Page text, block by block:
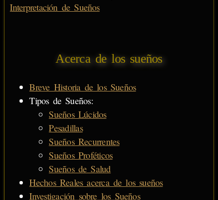
Interpretación de Sueños
Acerca de los sueños
Breve Historia de los Sueños
Tipos de Sueños:
Sueños Lúcidos
Pesadillas
Sueños Recurrentes
Sueños Proféticos
Sueños de Salud
Hechos Reales acerca de los sueños
Investigación sobre los Sueños